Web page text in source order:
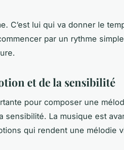
C’est lui qui va donner le
par un rythme
et de la sensibilité
pour composer une
sensibilité. La musique est
qui rendent une mélodie